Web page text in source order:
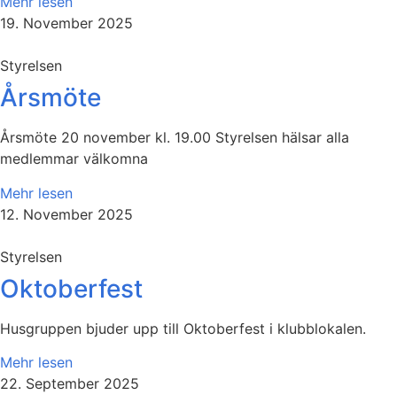
19. November 2025
Styrelsen
Årsmöte
Årsmöte 20 november kl. 19.00 Styrelsen hälsar alla
medlemmar välkomna
Mehr lesen
12. November 2025
Styrelsen
Oktoberfest
Husgruppen bjuder upp till Oktoberfest i klubblokalen.
Mehr lesen
22. September 2025